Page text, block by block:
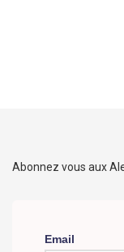
Abonnez vous aux
Email